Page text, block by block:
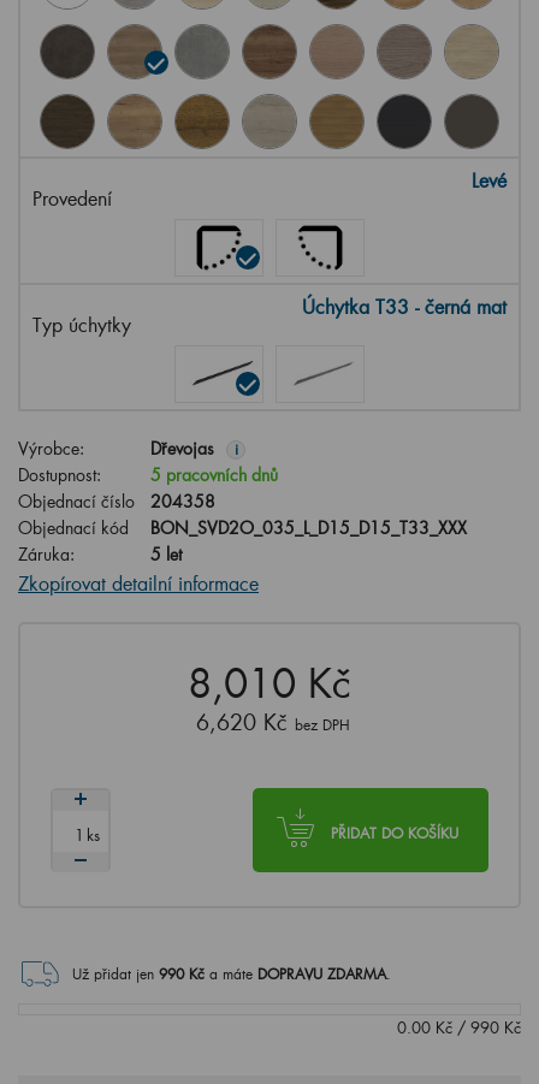
Provedení
Levé
Typ úchytky
Úchytka T33 - černá mat
Výrobce: Dřevojas i
Dostupnost:
5 pracovních dnů
Objednací číslo
204358
Objednací kód
BON_SVD2O_035_L_D15_D15_T33_XXX
Záruka:
5 let
Zkopírovat detailní informace
8,010 Kč
6,620 Kč bez DPH
PŘIDAT DO KOŠÍKU
ks
Už přidat jen 990Kč a máte DOPRAVU ZDARMA.
0.00 Kč / 990 Kč